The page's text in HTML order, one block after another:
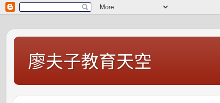
廖夫子教育天空